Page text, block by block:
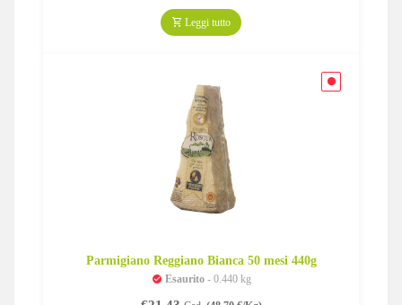
Leggi tutto
Parmigiano Reggiano Bianca 50 mesi 440g
Esaurito- 0.440 kg